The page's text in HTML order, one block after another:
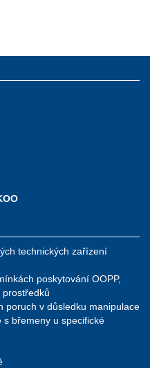
technických zařízení
poskytování OOPP,
poruch v důsledku manipulace
břemeny u specifické